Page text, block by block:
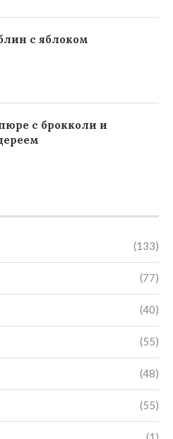
с яблоком
с брокколи и
(133)
(77)
(40)
(55)
(48)
(55)